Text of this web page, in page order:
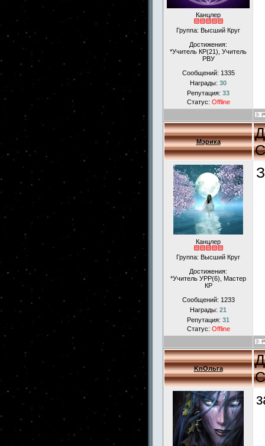
Канцлер
Группа: Высший Круг
Достижения:
*Учитель КР(21), Учитель
РВУ
Сообщений: 1335
Награды: 30
Репутация: 33
Статус: Offline
Мэрика
Канцлер
Группа: Высший Круг
Достижения:
*Учитель УРР(6), Мастер
КР
Сообщений: 1233
Награды: 21
Репутация: 31
Статус: Offline
KnОльга